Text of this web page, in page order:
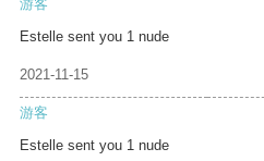
游客
Estelle sent you 1 nude
2021-11-15
游客
Estelle sent you 1 nude